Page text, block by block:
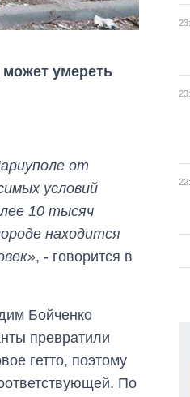
умереть
от
условий
10 тысяч
находится
, - говорится в
Бойченко
превратили
гетто, поэтому
По
Экспорт оружия:
сколько ракет,